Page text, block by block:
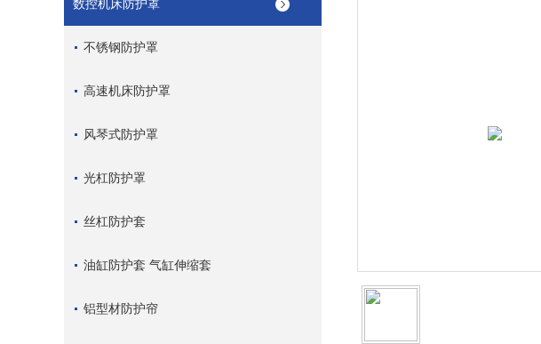
数控机床防护罩
不锈钢防护罩
高速机床防护罩
风琴式防护罩
光杠防护罩
丝杠防护套
油缸防护套 气缸伸缩套
铝型材防护帘